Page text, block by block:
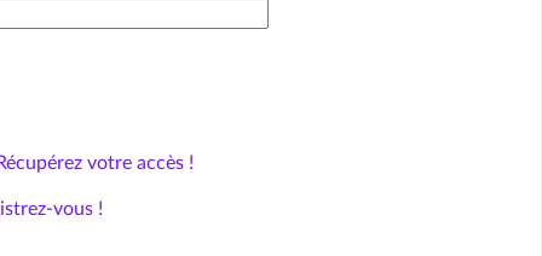
Récupérez votre accès !
vous !